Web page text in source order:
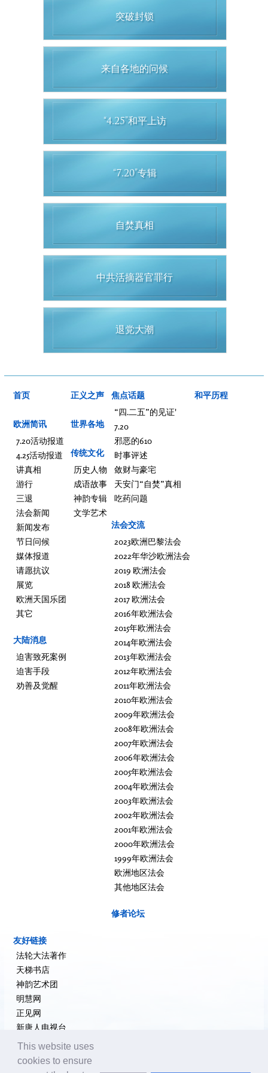
突破封锁
来自各地的问候
“4.25”和平上访
“7.20”专辑
自焚真相
中共活摘器官罪行
退党大潮
首页
欧洲简讯
7.20活动报道
4.25活动报道
讲真相
游行
三退
法会新闻
新闻发布
节日问候
媒体报道
请愿抗议
展览
欧洲天国乐团
其它
大陆消息
迫害致死案例
迫害手段
劝善及觉醒
正义之声
世界各地
传统文化
历史人物
成语故事
神韵专辑
文学艺术
焦点话题
“四.二五”的见证'
7.20
邪恶的610
时事评述
敛财与豪宅
天安门“自焚”真相
吃药问题
法会交流
2023欧洲巴黎法会
2022年华沙欧洲法会
2019 欧洲法会
2018 欧洲法会
2017 欧洲法会
2016年欧洲法会
2015年欧洲法会
2014年欧洲法会
2013年欧洲法会
2012年欧洲法会
2011年欧洲法会
2010年欧洲法会
2009年欧洲法会
2008年欧洲法会
2007年欧洲法会
2006年欧洲法会
2005年欧洲法会
2004年欧洲法会
2003年欧洲法会
2002年欧洲法会
2001年欧洲法会
2000年欧洲法会
1999年欧洲法会
欧洲地区法会
其他地区法会
修者论坛
和平历程
友好链接
法轮大法著作
天梯书店
神韵艺术团
明慧网
正见网
新唐人电视台
大纪元新闻网
希望之声
追查国际
This website uses
cookies to ensure